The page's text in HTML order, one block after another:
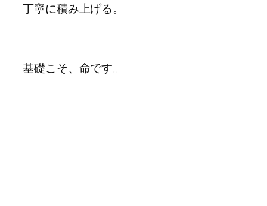
丁寧に積み上げる。
基礎こそ、命です。